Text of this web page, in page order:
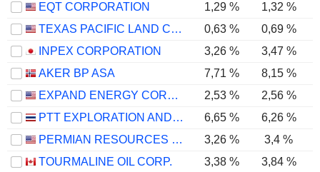
EQT CORPORATION
1,29 % 1,32 %
TEXAS PACIFIC LAND CORPORATION
0,63 % 0,69 %
INPEX CORPORATION
3,26 %
3,47 %
AKER BP ASA
7,71 % 8,15 %
EXPAND ENERGY CORPORATION
2,53 %
2,56 %
PTT EXPLORATION AND PRODUCTION
6,65 %
6,26 %
PERMIAN RESOURCES CORPORATION
3,26 % 3,4 %
TOURMALINE OIL CORP.
3,38 % 3,84 %